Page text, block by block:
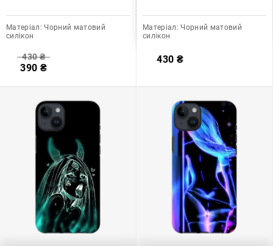
Матеріал: Чорний матовий
силікон
430₴
390 ₴
Матеріал: Чорний матовий
силікон
430 ₴